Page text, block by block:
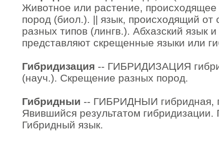
Животное или растение,
пород (биол.). || язык, происходящий от
разных типов (лингв.). Абхазский язык
представляют скрещенные языки или
Гибридизация -- ГИБРИДИЗАЦИЯ
(науч.). Скрещение разных пород.
Гибридныи -- ГИБРИДНЫИ гибридная,
Явившийся результатом гибридизации.
Гибридный язык.